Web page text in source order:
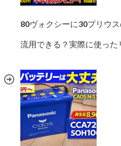
80ヴォクシーに30プリウ
流用できる？実際に使った